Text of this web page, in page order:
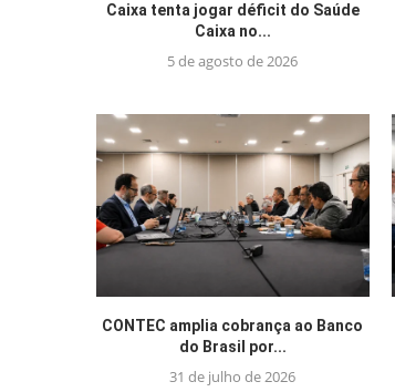
Caixa tenta jogar déficit do Saúde
Caixa no...
5 de agosto de 2026
CONTEC amplia cobrança ao Banco
do Brasil por...
31 de julho de 2026